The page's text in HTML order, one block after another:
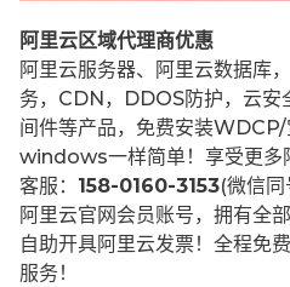
阿里云区域代理商优惠
阿里云服务器、阿里云数据库
务，CDN，DDOS防护，云安
间件等产品，免费安装WDCP/
windows一样简单！享受更多
客服： 158-0160-3153(微信同
阿里云官网会员账号，拥有全
自助开具阿里云发票！全程免
服务！